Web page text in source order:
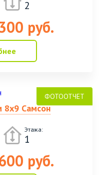
2
руб.
8х9 Самсон
Этажа:
1
руб.